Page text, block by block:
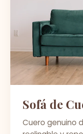
Sofá de
Cuero genuino